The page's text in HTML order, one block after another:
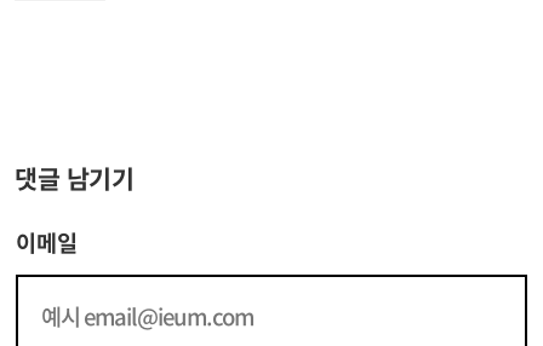
댓글 남기기
이메일